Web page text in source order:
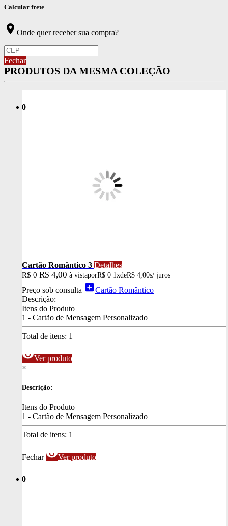
Calcular frete
location_on Onde quer receber sua compra?
Fechar
PRODUTOS DA MESMA COLEÇÃO
0
Cartão Romântico 3 Detalhes
R$ 0 R$ 4,00 à vistaporR$ 0 1xdeR$ 4,00s/ juros
Preço sob consulta add_boxCartão Romântico
Descrição:
Itens do Produto
1 - Cartão de Mensagem Personalizado
Total de itens: 1
visibilityVer produto
×
Descrição:
Itens do Produto
1 - Cartão de Mensagem Personalizado
Total de itens: 1
Fechar visibilityVer produto
0